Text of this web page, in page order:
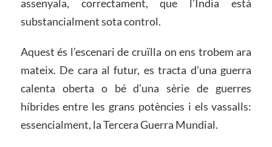
assenyala, correctament, que l’Índia està
substancialment sota control.
Aquest és l’escenari de cruïlla on ens trobem ara
mateix. De cara al futur, es tracta d’una guerra
calenta oberta o bé d’una sèrie de guerres
híbrides entre les grans potències i els vassalls:
essencialment, la Tercera Guerra Mundial.